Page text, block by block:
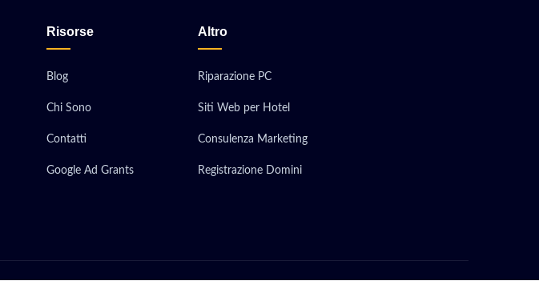
Risorse
Blog
Chi Sono
Contatti
Google Ad Grants
Altro
Riparazione PC
Siti Web per Hotel
Consulenza Marketing
Registrazione Domini